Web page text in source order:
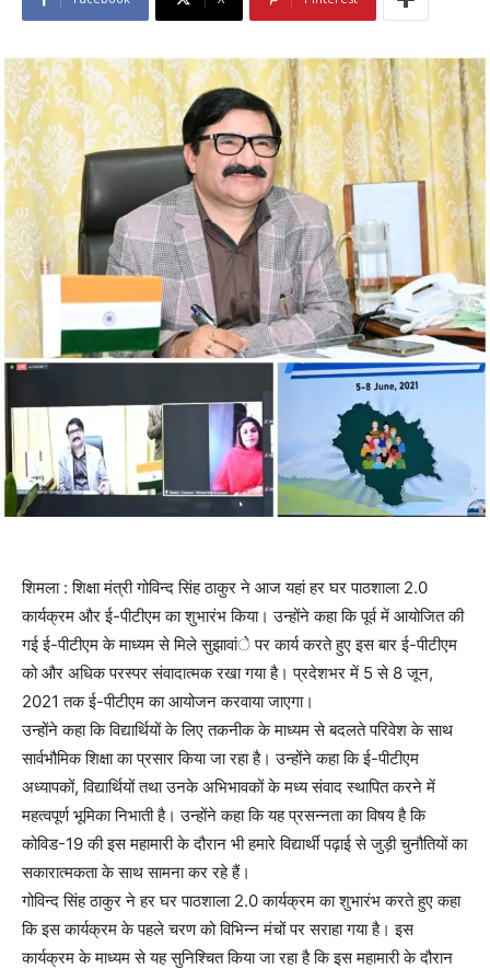
शिमला : शिक्षा मंत्री गोविन्द सिंह ठाकुर ने आज यहां हर घर पाठशाला 2.0
कार्यक्रम और ई-पीटीएम का शुभारंभ किया। उन्होंने कहा कि पूर्व में आयोजित की
गई ई-पीटीएम के माध्यम से मिले सुझावांे पर कार्य करते हुए इस बार ई-पीटीएम
को और अधिक परस्पर संवादात्मक रखा गया है। प्रदेशभर में 5 से 8 जून,
2021 तक ई-पीटीएम का आयोजन करवाया जाएगा।
उन्होंने कहा कि विद्यार्थियों के लिए तकनीक के माध्यम से बदलते परिवेश के साथ
सार्वभौमिक शिक्षा का प्रसार किया जा रहा है। उन्होंने कहा कि ई-पीटीएम
अध्यापकों, विद्यार्थियों तथा उनके अभिभावकों के मध्य संवाद स्थापित करने में
महत्वपूर्ण भूमिका निभाती है। उन्होंने कहा कि यह प्रसन्नता का विषय है कि
कोविड-19 की इस महामारी के दौरान भी हमारे विद्यार्थी पढ़ाई से जुड़ी चुनौतियों का
सकारात्मकता के साथ सामना कर रहे हैं।
गोविन्द सिंह ठाकुर ने हर घर पाठशाला 2.0 कार्यक्रम का शुभारंभ करते हुए कहा
कि इस कार्यक्रम के पहले चरण को विभिन्न मंचों पर सराहा गया है। इस
कार्यक्रम के माध्यम से यह सुनिश्चित किया जा रहा है कि इस महामारी के दौरान